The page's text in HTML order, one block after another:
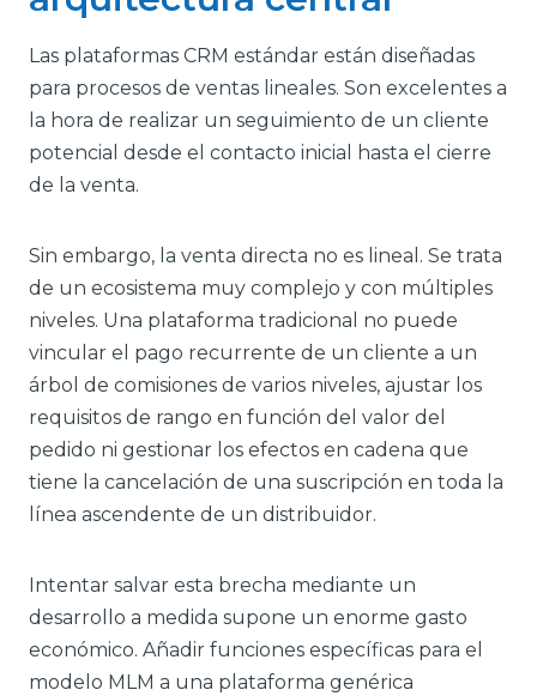
Las plataformas CRM estándar están diseñadas
para procesos de ventas lineales. Son excelentes a
la hora de realizar un seguimiento de un cliente
potencial desde el contacto inicial hasta el cierre
de la venta.
Sin embargo, la venta directa no es lineal. Se trata
de un ecosistema muy complejo y con múltiples
niveles. Una plataforma tradicional no puede
vincular el pago recurrente de un cliente a un
árbol de comisiones de varios niveles, ajustar los
requisitos de rango en función del valor del
pedido ni gestionar los efectos en cadena que
tiene la cancelación de una suscripción en toda la
línea ascendente de un distribuidor.
Intentar salvar esta brecha mediante un
desarrollo a medida supone un enorme gasto
económico. Añadir funciones específicas para el
modelo MLM a una plataforma genérica